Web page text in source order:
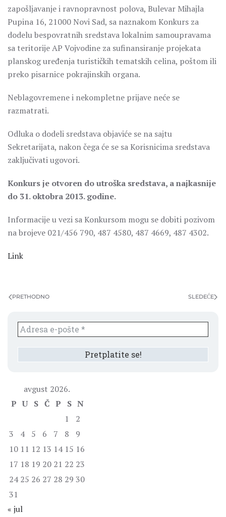
zapošljavanje i ravnopravnost polova, Bulevar Mihajla
Pupina 16, 21000 Novi Sad, sa naznakom Konkurs za
dodelu bespovratnih sredstava lokalnim samoupravama
sa teritorije AP Vojvodine za sufinansiranje projekata
planskog uređenja turističkih tematskih celina, poštom ili
preko pisarnice pokrajinskih organa.
Neblagovremene i nekompletne prijave neće se
razmatrati.
Odluka o dodeli sredstava objaviće se na sajtu
Sekretarijata, nakon čega će se sa Korisnicima sredstava
zaključivati ugovori.
Konkurs je otvoren do utroška sredstava, a najkasnije
do 31. oktobra 2013. godine.
Informacije u vezi sa Konkursom mogu se dobiti pozivom
na brojeve 021/456 790, 487 4580, 487 4669, 487 4302.
Link
PRETHODNO SLEDEĆE
avgust 2026.
P U S Č P S N
1
2
3
4 5 6 7 8
9
10 11 12 13 14 15 16
17 18 19 20 21 22 23
24 25 26 27 28 29 30
31
« jul